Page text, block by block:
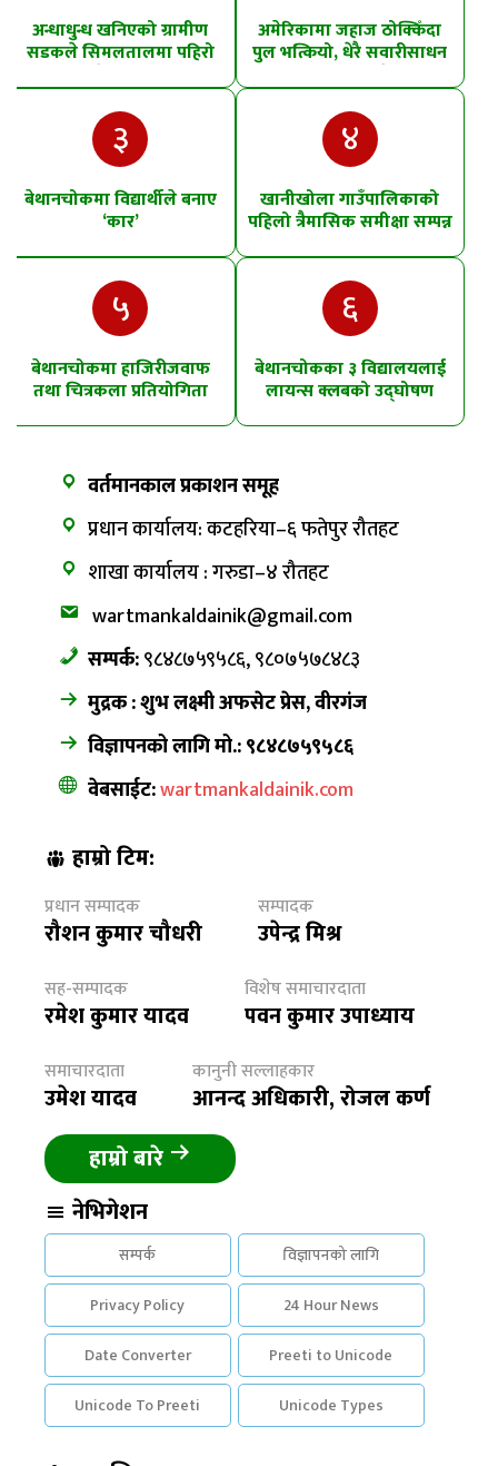
अन्धाधुन्ध खनिएको ग्रामीण
सडकले सिमलतालमा पहिरो
अमेरिकामा जहाज ठोक्किँदा
पुल भत्कियो, धेरै सवारीसाधन
३
बेथानचोकमा विद्यार्थीले बनाए
‘कार’
४
खानीखोला गाउँपालिकाको
पहिलो त्रैमासिक समीक्षा सम्पन्न
५
बेथानचोकमा हाजिरीजवाफ
तथा चित्रकला प्रतियोगिता
६
बेथानचोकका ३ विद्यालयलाई
लायन्स क्लबको उद्घोषण
वर्तमानकाल प्रकाशन समूह
प्रधान कार्यालय: कटहरिया–६ फतेपुर रौतहट
शाखा कार्यालय : गरुडा–४ रौतहट
wartmankaldainik@gmail.com
सम्पर्क:९८४८७५९५८६, ९८०७५७८४८३
मुद्रक : शुभ लक्ष्मी अफसेट प्रेस, वीरगंज
विज्ञापनको लागि मो.: ९८४८७५९५८६
वेबसाईट:wartmankaldainik.com
हाम्रो टिम:
प्रधान सम्पादक
रौशन कुमार चौधरी
सम्पादक
उपेन्द्र मिश्र
सह-सम्पादक
रमेश कुमार यादव
विशेष समाचारदाता
पवन कुमार उपाध्याय
समाचारदाता
उमेश यादव
कानुनी सल्लाहकार
आनन्द अधिकारी, रोजल कर्ण
हाम्रो बारे
नेभिगेशन
सम्पर्क
विज्ञापनको लागि
Privacy Policy
24 Hour News
Date Converter
Preeti to Unicode
Unicode To Preeti
Unicode Types